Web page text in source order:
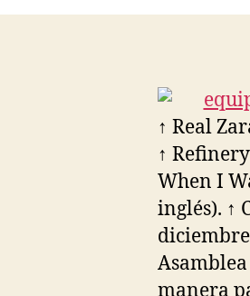
↑ Real
↑
When I
inglés). ↑
manera